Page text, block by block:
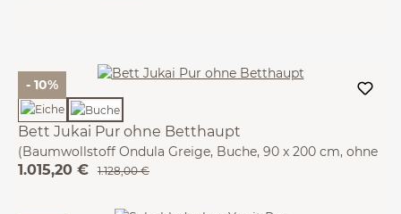
- 10%
Bett Jukai Pur ohne Betthaupt
(Baumwollstoff Ondula Greige, Buche, 90 x 200 cm, ohne
Betthaupt mit Bettrahmenhousse)
1.015,20 € 1.128,00 €